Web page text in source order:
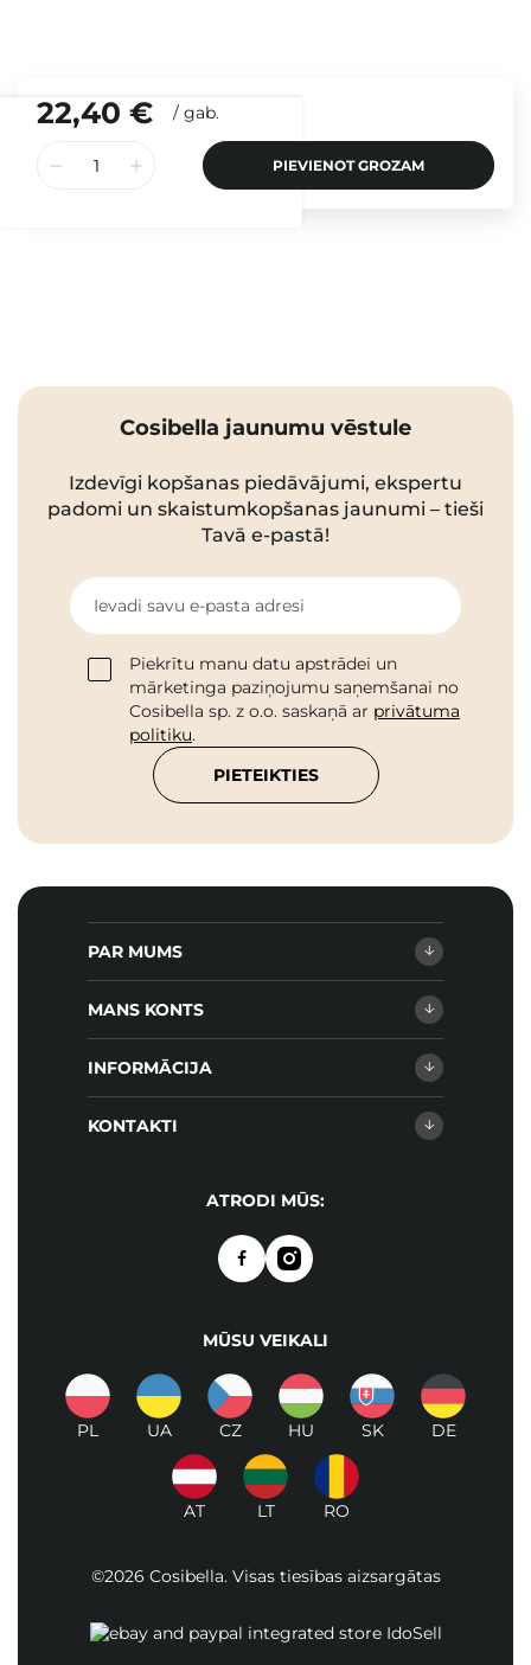
22,40 € / gab.
PIEVIENOT GROZAM
Cosibella jaunumu vēstule
Izdevīgi kopšanas piedāvājumi, ekspertu
padomi un skaistumkopšanas jaunumi – tieši
Tavā e-pastā!
Ievadi savu e-pasta adresi
Piekrītu manu datu apstrādei un
mārketinga paziņojumu saņemšanai no
Cosibella sp. z o.o. saskaņā ar privātuma
politiku.
PIETEIKTIES
PAR MUMS
MANS KONTS
INFORMĀCIJA
KONTAKTI
ATRODI MŪS:
MŪSU VEIKALI
PL UA CZ HU SK DE
AT LT RO
©2026 Cosibella. Visas tiesības aizsargātas